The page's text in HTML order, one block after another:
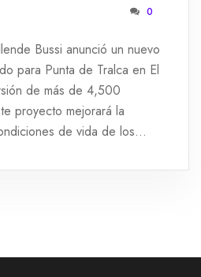
QUISCO
0
Bussi anunció un nuevo
para Punta de Tralca en El
de más de 4,500
proyecto mejorará la
de vida de los
la región.